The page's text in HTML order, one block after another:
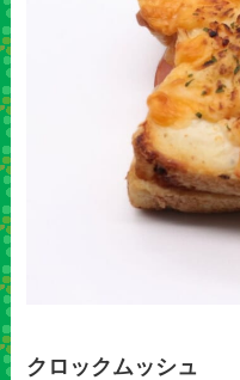
クロックムッシュ